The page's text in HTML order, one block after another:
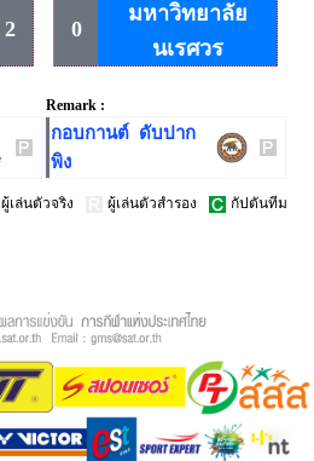
2 0
มหาวิทยาลัย
นเรศวร
Remark :
กอบกานต์ ดับปาก
พิง
ผู้เล่นตัวจริง ผู้เล่นตัวสำรอง กัปตันทีม